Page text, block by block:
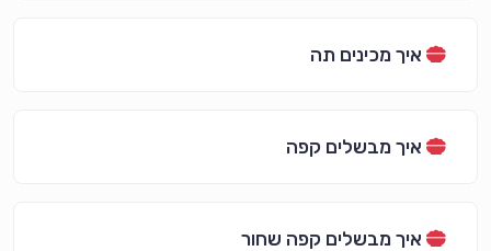
איך מכינים תה
איך מבשלים קפה
איך מבשלים קפה שחור